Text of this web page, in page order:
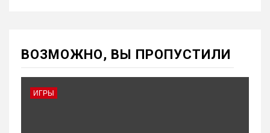
ВОЗМОЖНО, ВЫ ПРОПУСТИЛИ
ИГРЫ